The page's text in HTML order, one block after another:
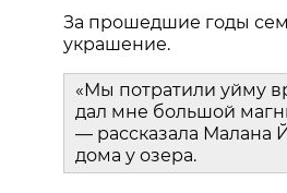
За прошедшие годы
украшение.
«Мы потратили уйму
дал мне большой
— рассказала Малана
дома у озера.